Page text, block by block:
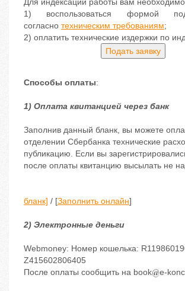
Для индексации работы вам
1) воспользоваться формой
согласно техническим требованиям;
2) оплатить технические издержки по
Подать заявку
Способы оплаты:
1) Оплата квитанцией через банк
Заполнив данный бланк, вы можете
отделении Сбербанка технические
публикацию. Если вы
после оплаты квитанцию высылать не
бланк] / [Заполнить онлайн]
2) Электронные деньги
Webmoney: Номер кошелька:
Z415602806405
После оплаты сообщить на book
e-